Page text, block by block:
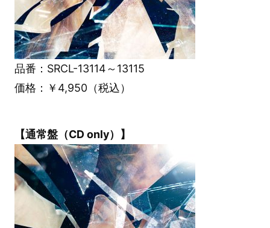
品番：SRCL-13114～13115
価格：￥4,950（税込）
【通常盤（CD only）】